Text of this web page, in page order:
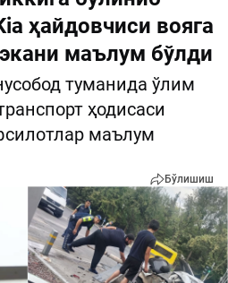
ҳайдовчиси вояга
маълум бўлди
туманида ўлим
ҳодисаси
маълум
Бўлишиш